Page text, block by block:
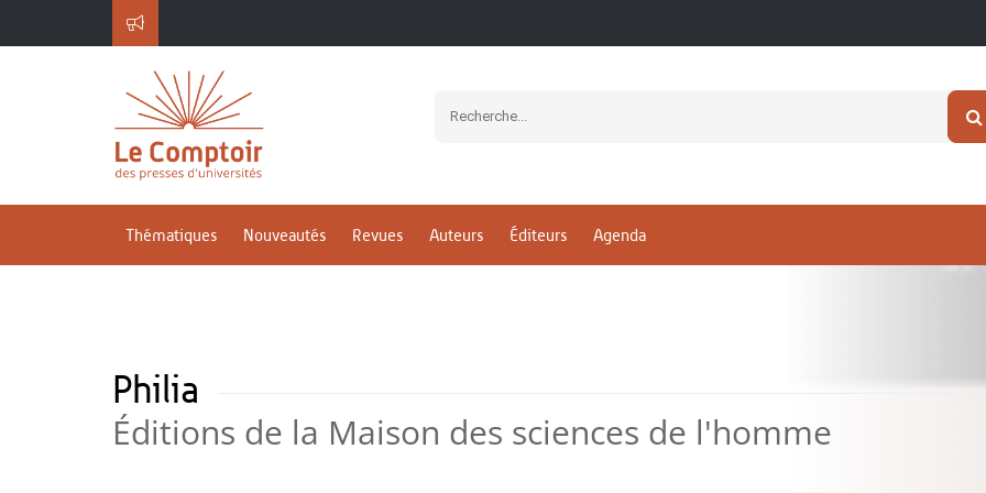
Thématiques Nouveautés Revues Auteurs Éditeurs Agenda
Philia
Éditions de la Maison des sciences de l'homme